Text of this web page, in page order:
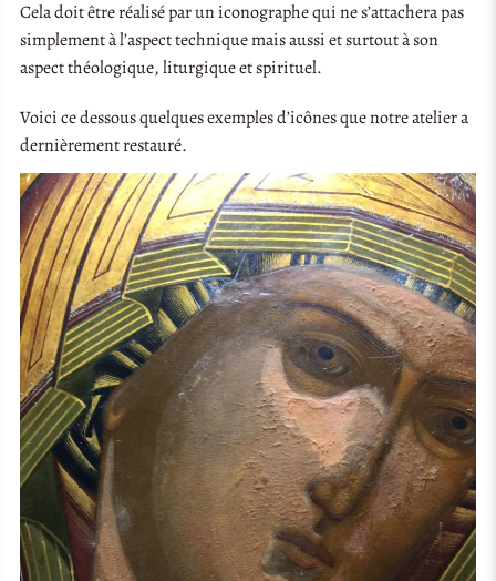
Cela doit être réalisé par un iconographe qui ne s’attachera pas
simplement à l’aspect technique mais aussi et surtout à son
aspect théologique, liturgique et spirituel.
Voici ce dessous quelques exemples d’icônes que notre atelier a
dernièrement restauré.